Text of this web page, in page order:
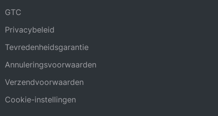
GTC
Privacybeleid
Tevredenheidsgarantie
Annuleringsvoorwaarden
Verzendvoorwaarden
Cookie-instellingen